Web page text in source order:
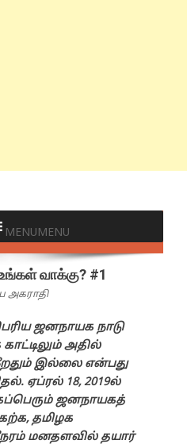
MENUMENU
வாக்கு? #1
அகராதி
ஜனநாயக நாடு
அதில்
இல்லை என்பது
ஏப்ரல் 18, 2019ல்
ஜனநாயகத்
தமிழக
மனதளவில் தயார்